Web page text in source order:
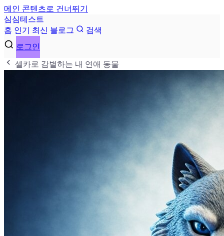
메인 콘텐츠로 건너뛰기
심심테 스 트
홈 인기 최신 블로그
검색
로그인
셀카로 감별하는 내 연애 동물